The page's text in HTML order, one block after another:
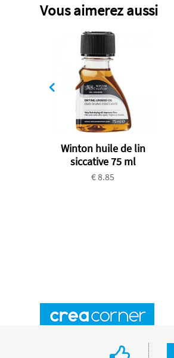
Vous aimerez aussi
Winton huile de lin
siccative 75 ml
€ 8.85